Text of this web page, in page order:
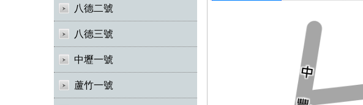
八德二號
八德三號
中壢一號
蘆竹一號